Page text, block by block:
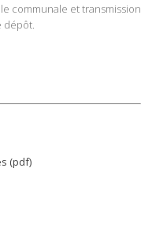
communale et transmission
dépôt.
(pdf)